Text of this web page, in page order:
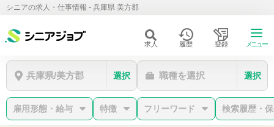
シニアの求人・仕事情報 - 兵庫県 美方郡
求人 履歴 登録 メニュー
兵庫県/美方郡 選択 職種を選択 選択
雇用形態・給与 特徴 フリーワード 検索履歴・